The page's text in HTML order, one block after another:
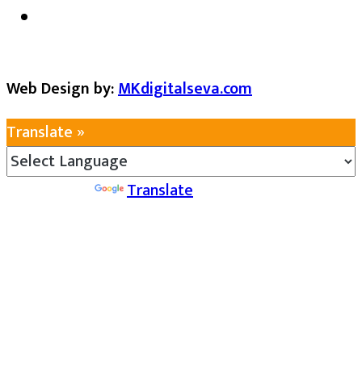
Web Design by:MKdigitalseva.com
Translate »
Translate